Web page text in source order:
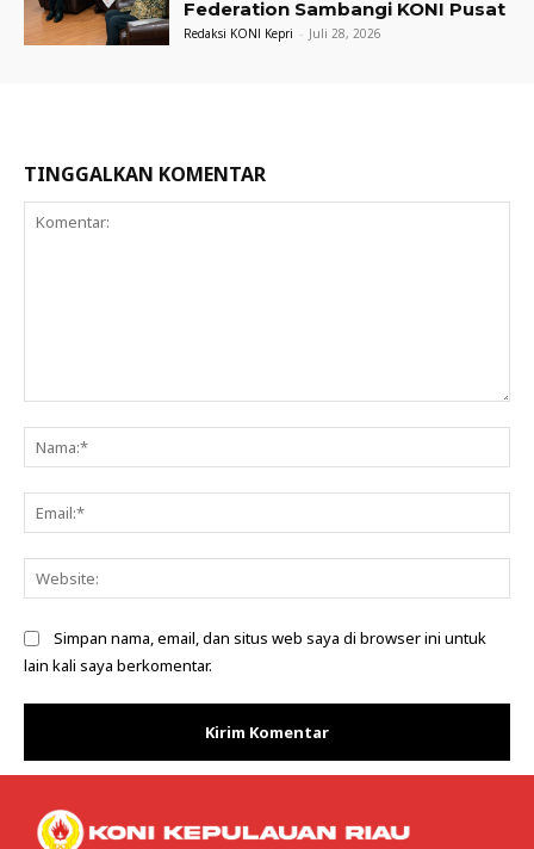
Federation Sambangi KONI Pusat
Redaksi KONI Kepri - Juli 28, 2026
TINGGALKAN KOMENTAR
Simpan nama, email, dan situs web saya di browser ini untuk
lain kali saya berkomentar.